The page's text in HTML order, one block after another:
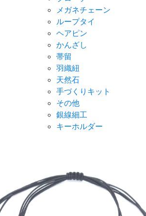
メガネチェーン
ループタイ
ヘアピン
かんざし
帯留
羽織紐
天然石
手づくりキット
その他
銀線細工
キーホルダー